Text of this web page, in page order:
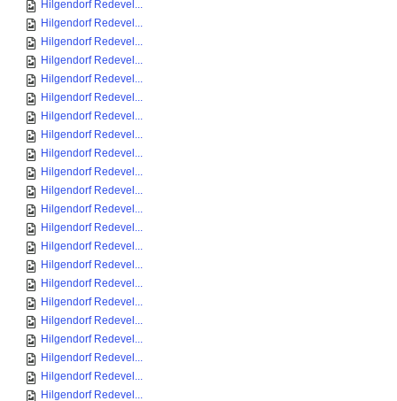
Hilgendorf Redevel...
Hilgendorf Redevel...
Hilgendorf Redevel...
Hilgendorf Redevel...
Hilgendorf Redevel...
Hilgendorf Redevel...
Hilgendorf Redevel...
Hilgendorf Redevel...
Hilgendorf Redevel...
Hilgendorf Redevel...
Hilgendorf Redevel...
Hilgendorf Redevel...
Hilgendorf Redevel...
Hilgendorf Redevel...
Hilgendorf Redevel...
Hilgendorf Redevel...
Hilgendorf Redevel...
Hilgendorf Redevel...
Hilgendorf Redevel...
Hilgendorf Redevel...
Hilgendorf Redevel...
Hilgendorf Redevel...